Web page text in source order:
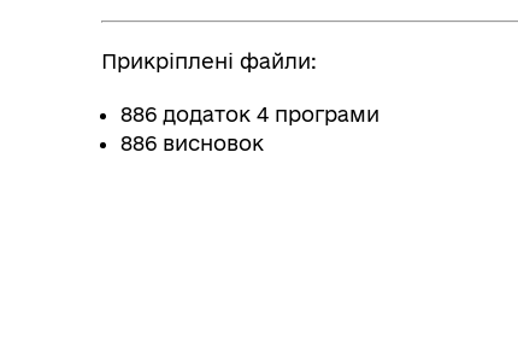
Прикріплені файли:
886 додаток 4 програми
886 висновок